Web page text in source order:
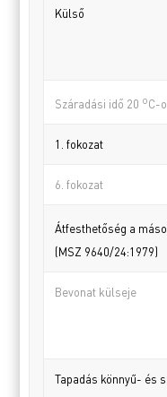
Külső
Száradási idő 20 oC-
1. fokozat
6. fokozat
Átfesthetőség a
(MSZ 9640/24:1979)
Bevonat külseje
Tapadás könnyű- és